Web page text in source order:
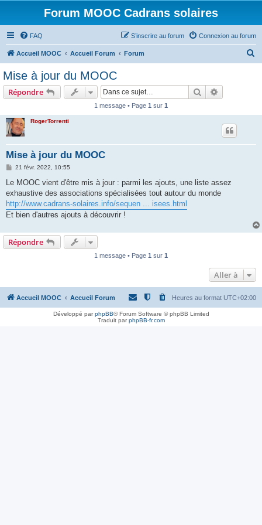
Forum MOOC Cadrans solaires
FAQ Connexion au forum
S’inscrire au forum
Accueil MOOC Accueil Forum Forum
Mise à jour du MOOC
Répondre Rechercher
1 message • Page 1 sur 1
RogerTorrenti
Mise à jour du MOOC
M
s
a
g
e
21 févr. 2022, 10:55
Le MOOC vient d'être mis à jour : parmi les ajouts, une liste assez
exhaustive des associations spécialisées tout autour du monde
http://www.cadrans-solaires.info/sequen ... isees.html
Et bien d'autres ajouts à découvrir !
Répondre
1 message • Page 1 sur 1
Aller à
Accueil MOOC Accueil Forum Heures au format UTC+02:00
Développé parphpBB® Forum Software © phpBB Limited
Traduit parphpBB-fr.com